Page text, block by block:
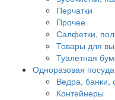
Перчатки
Прочее
Салфетки,
Товары для
Туалетная
Одноразовая посуда
Ведра, банки,
Контейнеры